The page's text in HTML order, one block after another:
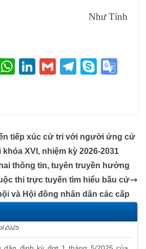
Như Tính
X
W
A
p
p
Li
dI
n
G
T
a
m
S
e
Tr
a
n
sl
at
tiếp xúc cử tri với người ứng cử
XVI, nhiệm kỳ 2026-2031
thông tin, tuyên truyền hưởng
thi trực tuyến tìm hiểu bầu cử
và Hội đồng nhân dân các cấp
ký tiếp công dân định kỳ đợt 01
tịch UBND huyện
2025
dân định kỳ đợt 1 tháng 5/2025 của